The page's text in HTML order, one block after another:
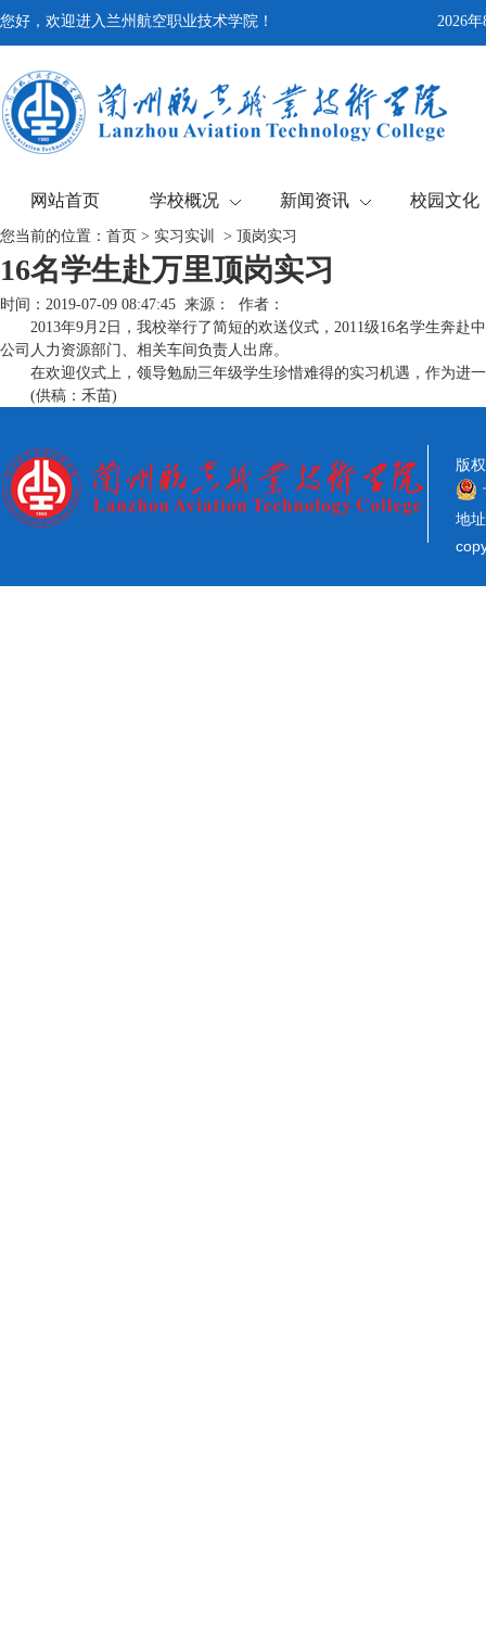
您好，欢迎进入兰州航空职业技术学院！ 2026
网站首页 学校概况 新闻资讯 校园文化
您当前的位置： 首页 > 实习实训 > 顶岗实习
16名学生赴万里顶岗实习
时间：2019-07-09 08:47:45 来源： 作者：
2013年9月2日，我校举行了简短的欢送仪式，2011级16名学生奔赴
公司人力资源部门、相关车间负责人出席。
在欢迎仪式上，领导勉励三年级学生珍惜难得的实习机遇，作为进
(供稿：禾苗)
版
地